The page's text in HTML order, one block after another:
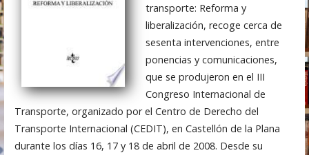
transporte: Reforma y
liberalización, recoge cerca de
sesenta intervenciones, entre
ponencias y comunicaciones,
que se produjeron en el III
Congreso Internacional de
Transporte, organizado por el Centro de Derecho del
Transporte Internacional (CEDIT), en Castellón de la Plana
durante los días 16, 17 y 18 de abril de 2008. Desde su